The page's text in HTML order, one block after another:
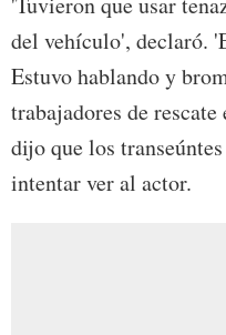
del vehículo', declaró.
Estuvo hablando y
trabajadores de
dijo que los
intentar ver al actor.